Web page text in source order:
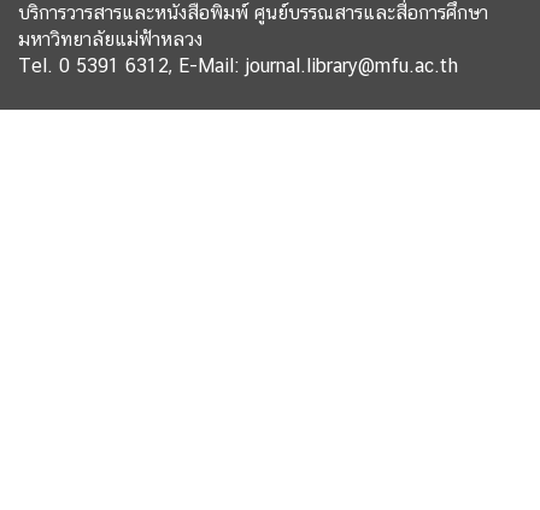
บริการวารสารและหนังสือพิมพ์ ศูนย์บรรณสารและสื่อการศึกษา
มหาวิทยาลัยแม่ฟ้าหลวง
Tel. 0 5391 6312, E-Mail: journal.library@mfu.ac.th